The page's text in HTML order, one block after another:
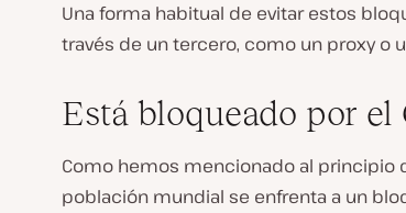
Una forma habitual de evitar estos
través de un tercero, como un proxy o
Está bloqueado por el
Como hemos mencionado al principio
población mundial se enfrenta a un